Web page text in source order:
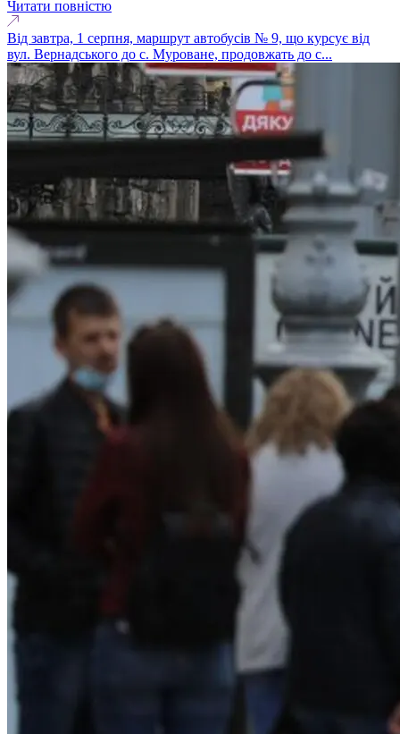
Читати повністю
Від завтра, 1 серпня, маршрут автобусів № 9, що курсує від
вул. Вернадського до с. Муроване, продовжать до с...